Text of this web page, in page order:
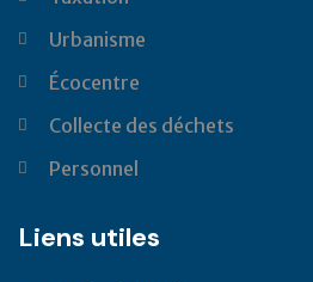
Urbanisme
Écocentre
Collecte des déchets
Personnel
Liens utiles